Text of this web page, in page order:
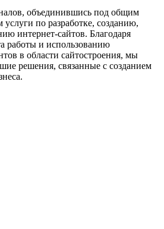
объединившись под общим
по разработке, созданию,
интернет-сайтов. Благодаря
работы и использованию
в области сайтостроения, мы
решения, связанные с созданием